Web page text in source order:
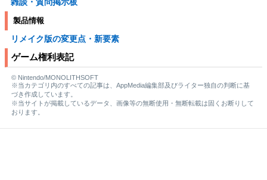
製品情報
リメイク版の変更点・新要素
ゲーム権利表記
© Nintendo/MONOLITHSOFT
※当カテゴリ内のすべての記事は、AppMedia編集部及びライター独自の判断に基
づき作成しています。
※当サイトが掲載しているデータ、画像等の無断使用・無断転載は固くお断りして
おります。